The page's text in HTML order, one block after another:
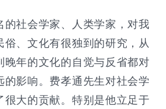
的社会学家、人类学家，对我
俗、文化有很独到的研究，从
晚年的文化的自觉与反省都对
的影响。费孝通先生对社会学
很大的贡献。特别是他立足于